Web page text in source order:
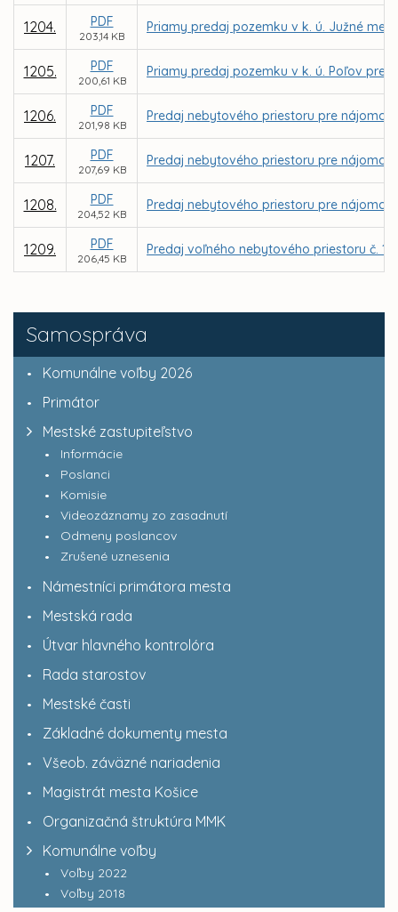
Samospráva
Komunálne voľby 2026
Primátor
Mestské zastupiteľstvo
Informácie
Poslanci
Komisie
Videozáznamy zo zasadnutí
Odmeny poslancov
Zrušené uznesenia
Námestníci primátora mesta
Mestská rada
Útvar hlavného kontrolóra
Rada starostov
Mestské časti
Základné dokumenty mesta
Všeob. záväzné nariadenia
Magistrát mesta Košice
Organizačná štruktúra MMK
Komunálne voľby
Voľby 2022
Voľby 2018
1204. PDF
203,14 KB
Priamy predaj pozemku v k. ú. Južné
1205. PDF
200,61 KB
Priamy predaj pozemku v k. ú. Poľov pre
1206. PDF
201,98 KB
Predaj nebytového priestoru pre nájomcu
1207. PDF
207,69 KB
Predaj nebytového priestoru pre nájomcu
1208. PDF
204,52 KB
Predaj nebytového priestoru pre nájomcu
1209. PDF
206,45 KB
Predaj voľného nebytového priestoru č. 1